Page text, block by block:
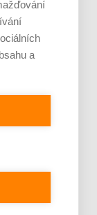
a